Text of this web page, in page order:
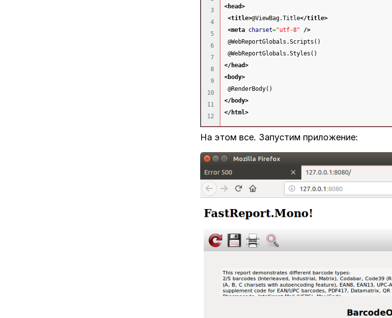
3
4
5
6
7
8
9
10
11
<head>
<title>@ViewBag.Title</title>
<meta charset="utf-8"
/>
@WebReportGlobals.Scripts()
@WebReportGlobals.Styles()
</head>
<body>
@RenderBody()
</body>
</html>
На этом все. Запустим приложение: